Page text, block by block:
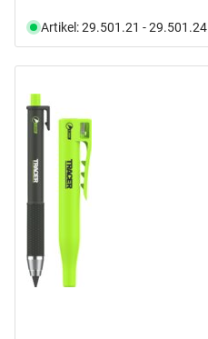
Artikel: 29.501.21 - 29.501.24